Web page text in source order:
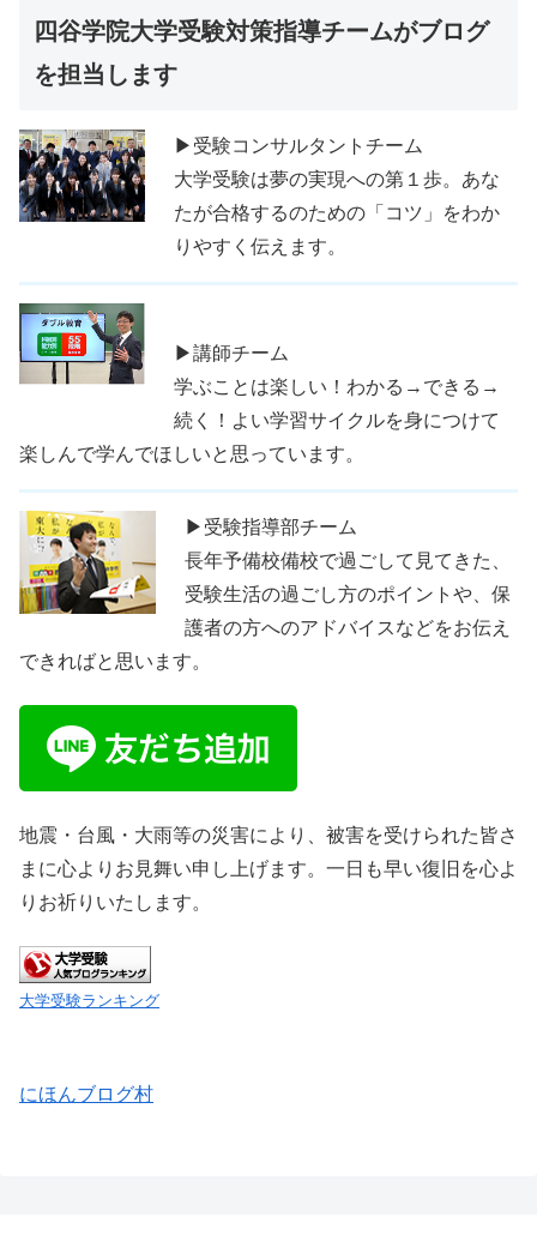
四谷学院大学受験対策指導チームがブログ
を担当します
▶受験コンサルタントチーム
大学受験は夢の実現への第１歩。あな
たが合格するのための「コツ」をわか
りやすく伝えます。
▶講師チーム
学ぶことは楽しい！わかる→できる→
続く！よい学習サイクルを身につけて
楽しんで学んでほしいと思っています。
▶受験指導部チーム
長年予備校備校で過ごして見てきた、
受験生活の過ごし方のポイントや、保
護者の方へのアドバイスなどをお伝え
できればと思います。
地震・台風・大雨等の災害により、被害を受けられた皆さ
まに心よりお見舞い申し上げます。一日も早い復旧を心よ
りお祈りいたします。
大学受験ランキング
にほんブログ村